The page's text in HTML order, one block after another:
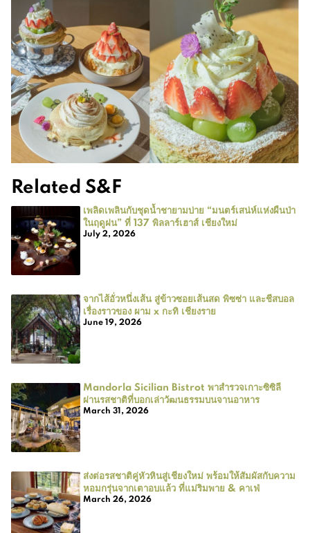
Related S&F
เพลิดเพลินกับชุดน้ำชายามบ่าย “มนตร์เสน่ห์แห่งผืนป่า
ในฤดูฝน” ที่ 137 พิลลาร์เฮาส์ เชียงใหม่
July 2, 2026
จากไส้อั่วหนึ่งเส้น สู่ข้าวซอยเส้นสด พิซซ่า และชีสบอล
เรื่องราวของ ผาม x กะทิ เชียงราย
June 19, 2026
Mandorla Sicilian Bistrot พาสำรวจเกาะซิซิลี
ผ่านรสชาติที่บอกเล่าวัฒนธรรมบนจานอาหาร
March 31, 2026
ส่งต่อรสชาติคู่หัวหินสู่เชียงใหม่ พร้อมให้สัมผัสกับความ
หอมกรุ่นจากเตาอบแล้ว ที่แม่ริมพาย & คาเฟ่
March 26, 2026